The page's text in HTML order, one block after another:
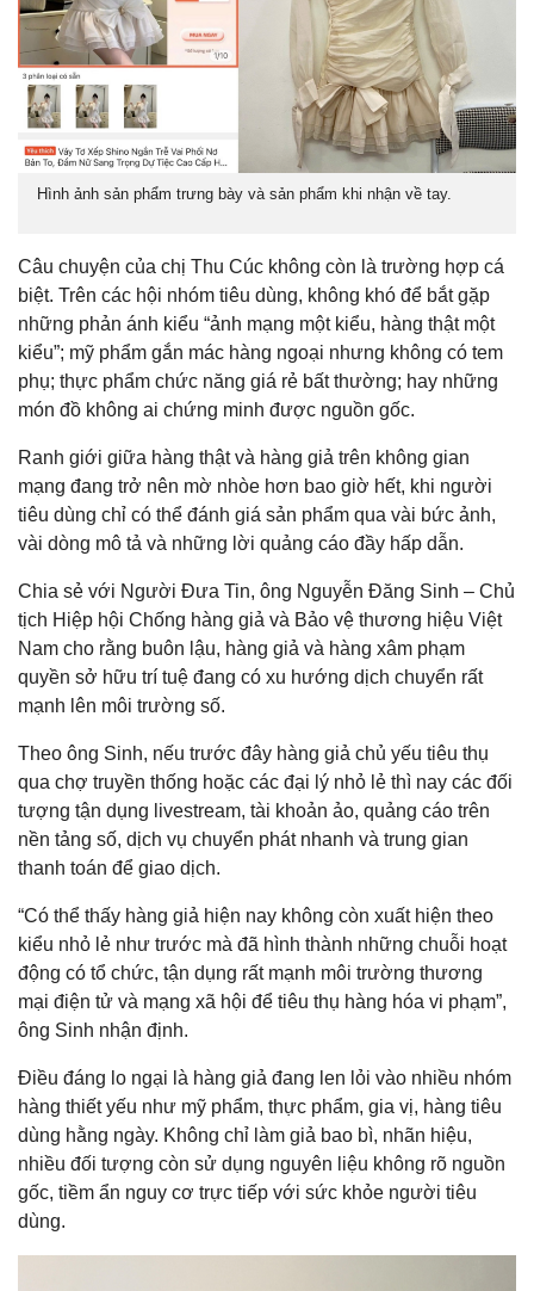
Hình ảnh sản phẩm trưng bày và sản phẩm khi nhận về tay.
Câu chuyện của chị Thu Cúc không còn là trường hợp cá
biệt. Trên các hội nhóm tiêu dùng, không khó để bắt gặp
những phản ánh kiểu “ảnh mạng một kiểu, hàng thật một
kiểu”; mỹ phẩm gắn mác hàng ngoại nhưng không có tem
phụ; thực phẩm chức năng giá rẻ bất thường; hay những
món đồ không ai chứng minh được nguồn gốc.
Ranh giới giữa hàng thật và hàng giả trên không gian
mạng đang trở nên mờ nhòe hơn bao giờ hết, khi người
tiêu dùng chỉ có thể đánh giá sản phẩm qua vài bức ảnh,
vài dòng mô tả và những lời quảng cáo đầy hấp dẫn.
Chia sẻ với Người Đưa Tin, ông Nguyễn Đăng Sinh – Chủ
tịch Hiệp hội Chống hàng giả và Bảo vệ thương hiệu Việt
Nam cho rằng buôn lậu, hàng giả và hàng xâm phạm
quyền sở hữu trí tuệ đang có xu hướng dịch chuyển rất
mạnh lên môi trường số.
Theo ông Sinh, nếu trước đây hàng giả chủ yếu tiêu thụ
qua chợ truyền thống hoặc các đại lý nhỏ lẻ thì nay các đối
tượng tận dụng livestream, tài khoản ảo, quảng cáo trên
nền tảng số, dịch vụ chuyển phát nhanh và trung gian
thanh toán để giao dịch.
“Có thể thấy hàng giả hiện nay không còn xuất hiện theo
kiểu nhỏ lẻ như trước mà đã hình thành những chuỗi hoạt
động có tổ chức, tận dụng rất mạnh môi trường thương
mại điện tử và mạng xã hội để tiêu thụ hàng hóa vi phạm”,
ông Sinh nhận định.
Điều đáng lo ngại là hàng giả đang len lỏi vào nhiều nhóm
hàng thiết yếu như mỹ phẩm, thực phẩm, gia vị, hàng tiêu
dùng hằng ngày. Không chỉ làm giả bao bì, nhãn hiệu,
nhiều đối tượng còn sử dụng nguyên liệu không rõ nguồn
gốc, tiềm ẩn nguy cơ trực tiếp với sức khỏe người tiêu
dùng.